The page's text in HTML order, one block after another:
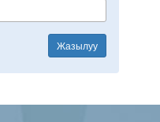
Жазылуу